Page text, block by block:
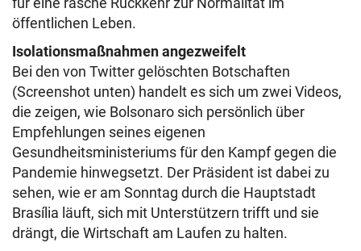
öffentlichen Leben.
Isolationsmaßnahmen angezweifelt
Bei den von Twitter gelöschten Botschaften
(Screenshot unten) handelt es sich um zwei Videos,
die zeigen, wie Bolsonaro sich persönlich über
Empfehlungen seines eigenen
Gesundheitsministeriums für den Kampf gegen die
Pandemie hinwegsetzt. Der Präsident ist dabei zu
sehen, wie er am Sonntag durch die Hauptstadt
Brasília läuft, sich mit Unterstützern trifft und sie
drängt, die Wirtschaft am Laufen zu halten.